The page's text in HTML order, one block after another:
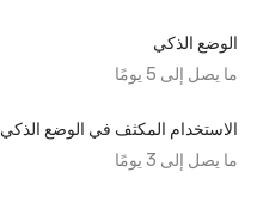
الوضع الذكي
ما يصل إلى 5 يومًا
الاستخدام المكثف في الوضع الذكي
ما يصل إلى 3 يومًا